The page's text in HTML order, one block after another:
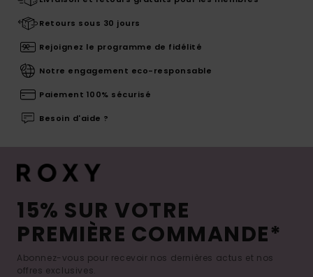
Retours sous 30 jours
Rejoignez le programme de fidélité
Notre engagement eco-responsable
Paiement 100% sécurisé
Besoin d'aide ?
15% SUR VOTRE
PREMIÈRE COMMANDE*
Abonnez-vous pour recevoir nos dernières actus et nos
offres exclusives.